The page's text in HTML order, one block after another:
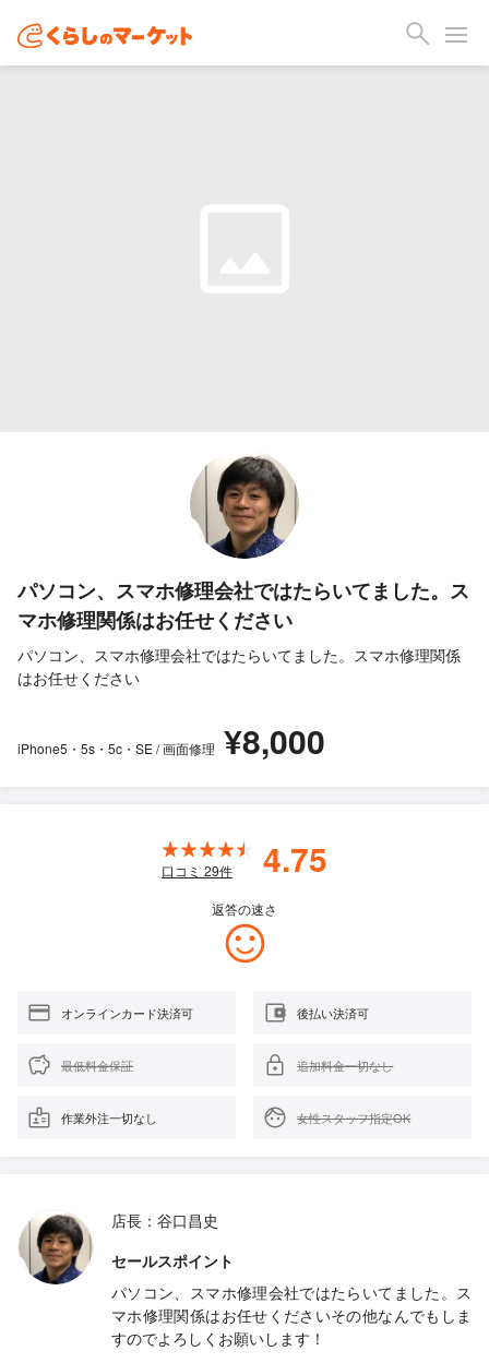
パソコン、スマホ修理会社ではたらいてました。ス
マホ修理関係はお任せください
パソコン、スマホ修理会社ではたらいてました。スマホ修理関係
はお任せください
iPhone5・5s・5c・SE / 画面修理 ¥8,000
口コミ 29件 4.75
返答の速さ
オンラインカード決済可 後払い決済可
最低料金保証 追加料金一切なし
作業外注一切なし 女性スタッフ指定OK
店長：谷口昌史
セールスポイント
パソコン、スマホ修理会社ではたらいてました。ス
マホ修理関係はお任せくださいその他なんでもしま
すのでよろしくお願いします！